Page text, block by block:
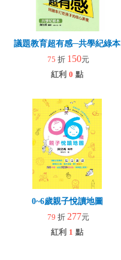
議題教育超有感─共學紀綠本
75 折 150元
紅利 0 點
0~6歲親子悅讀地圖
79 折 277元
紅利 1 點